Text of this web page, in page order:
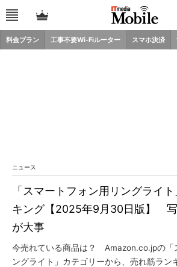
料金プラン 工事不要Wi-Fiルーター スマホ決済
ニュース
「スマートフォン用リングライ
キング【2025年9月30日版】 写
が大事
今売れている商品は？ Amazon.co.jpの「
ングライト」カテゴリーから、売れ筋ラン